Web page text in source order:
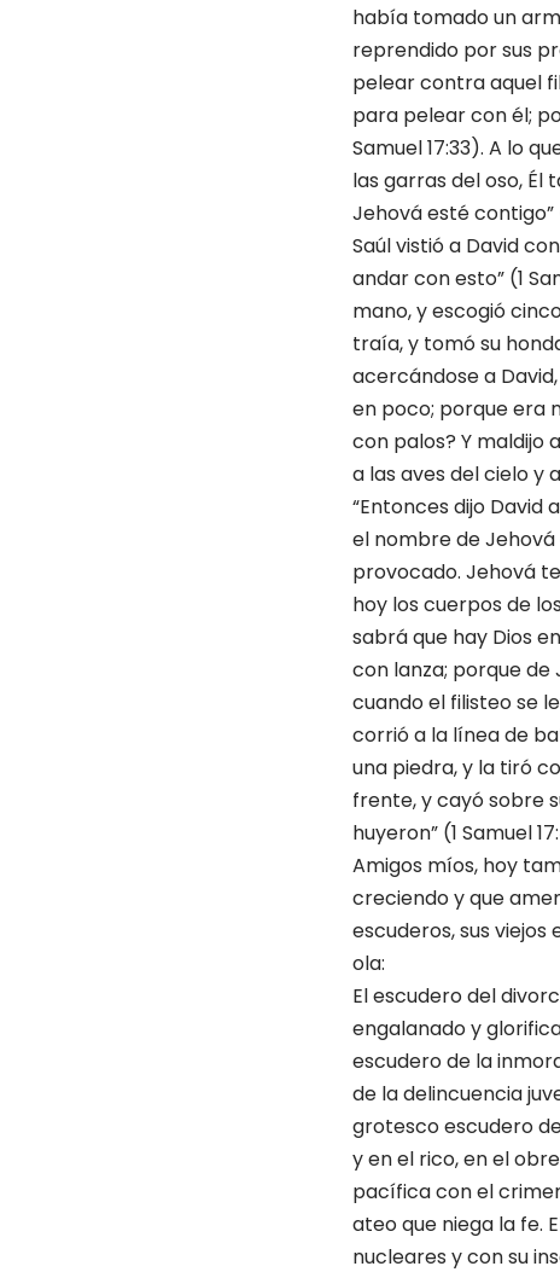
había tomado un
reprendido por sus
pelear contra aquel
para pelear con él;
Samuel 17:33). A lo
las garras del oso, Él
Jehová esté contigo”
Saúl vistió a David
andar con esto” (1
mano, y escogió
traía, y tomó su
acercándose a
en poco; porque era
con palos? Y maldijo
a las aves del cielo y
“Entonces dijo David
el nombre de Jehová
provocado. Jehová
hoy los cuerpos de
sabrá que hay Dios
con lanza; porque de
cuando el filisteo se
corrió a la línea de
una piedra, y la tiró
frente, y cayó sobre
huyeron” (1 Samuel
Amigos míos, hoy
creciendo y que
escuderos, sus viejos
ola:
El escudero del
engalanado y
escudero de la
de la delincuencia
grotesco escudero
y en el rico, en el
pacífica con el
ateo que niega la fe.
nucleares y con su